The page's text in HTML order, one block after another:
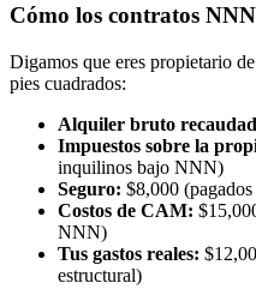
Cómo los contratos
Digamos que eres propietario
pies cuadrados:
Alquiler bruto
Impuestos sobre la
inquilinos bajo NNN)
Seguro: $8,000
Costos de CAM:
NNN)
Tus gastos reales:
estructural)